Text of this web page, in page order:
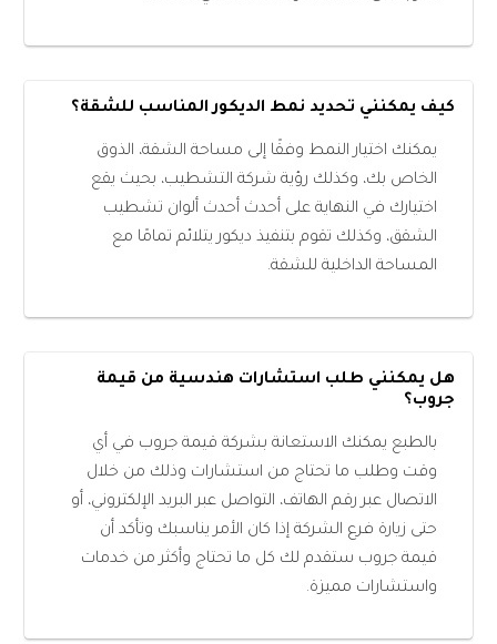
كيف يمكنني تحديد نمط الديكور المناسب للشقة؟
يمكنك اختيار النمط وفقًا إلى مساحة الشقة، الذوق
الخاص بك، وكذلك رؤية شركة التشطيب، بحيث يقع
اختيارك في النهاية على أحدث أحدث ألوان تشطيب
الشقق، وكذلك تقوم بتنفيذ ديكور يتلائم تمامًا مع
المساحة الداخلية للشقة.
هل يمكنني طلب استشارات هندسية من قيمة
جروب؟
بالطبع يمكنك الاستعانة بشركة قيمة جروب في أي
وقت وطلب ما تحتاج من استشارات وذلك من خلال
الاتصال عبر رقم الهاتف، التواصل عبر البريد الإلكتروني، أو
حتى زيارة فرع الشركة إذا كان الأمر يناسبك وتأكد أن
قيمة جروب ستقدم لك كل ما تحتاج وأكثر من خدمات
واستشارات مميزة.